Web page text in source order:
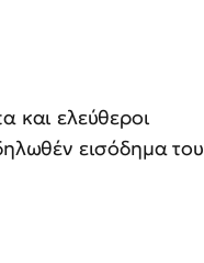
και ελεύθεροι
εισόδημα του